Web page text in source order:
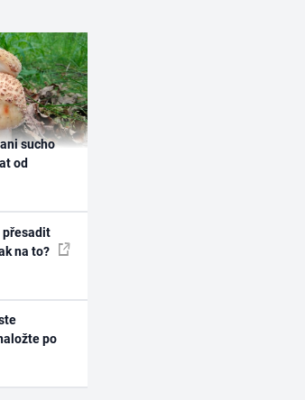
sucho
od
přesadit
na to?
po